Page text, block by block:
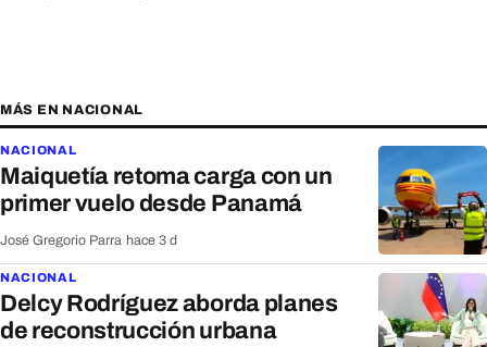
MÁS EN NACIONAL
NACIONAL
Maiquetía retoma carga con un
primer vuelo desde Panamá
José Gregorio Parra hace 3 d
NACIONAL
Delcy Rodríguez aborda planes
de reconstrucción urbana